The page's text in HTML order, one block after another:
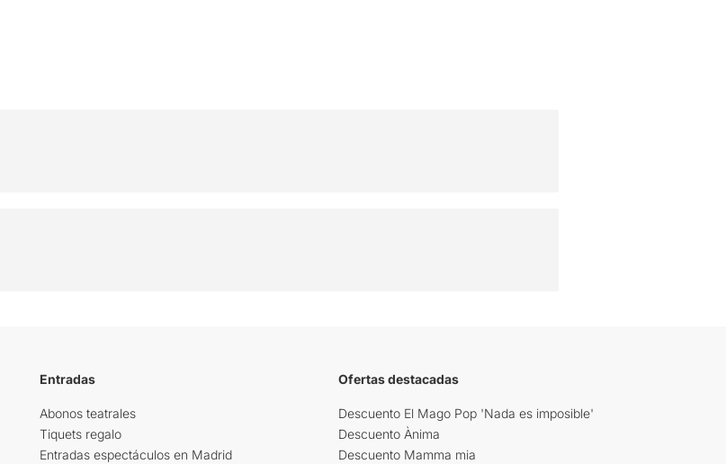
Entradas
Abonos teatrales
Tiquets regalo
Entradas espectáculos en Madrid
Ofertas destacadas
Descuento El Mago Pop 'Nada es imposible'
Descuento Ànima
Descuento Mamma mia